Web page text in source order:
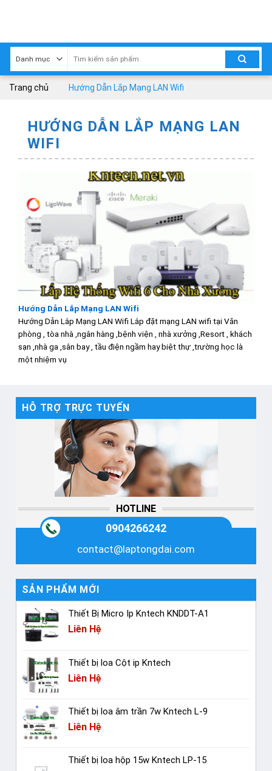
Trang chủ Hướng Dẫn Lắp Mạng LAN Wifi
HỖ TRỢ TRỰC TUYẾN
HOTLINE
0904266242
contact@laptongdai.com
SẢN PHẨM MỚI
Thiết Bị Micro Ip Kntech KNDDT-A1
Liên Hệ
Thiết bị loa Cột ip Kntech
Liên Hệ
Thiết bị loa âm trần 7w Kntech L-9
Liên Hệ
Thiết bị loa hộp 15w Kntech LP-15
HƯỚNG DẪN LẮP MẠNG LAN
WIFI
Hướng Dẫn Lắp Mạng LAN Wifi
Hướng Dẫn Lắp Mạng LAN Wifi Lắp đặt mạng LAN wifi tại Văn
phòng , tòa nhà ,ngân hàng ,bệnh viện , nhà xưởng ,Resort , khách
sạn ,nhà ga ,sân bay , tầu điện ngầm hay biệt thự ,trường học là
một nhiệm vụ